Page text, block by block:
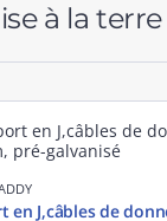
à la
en J,câbles de